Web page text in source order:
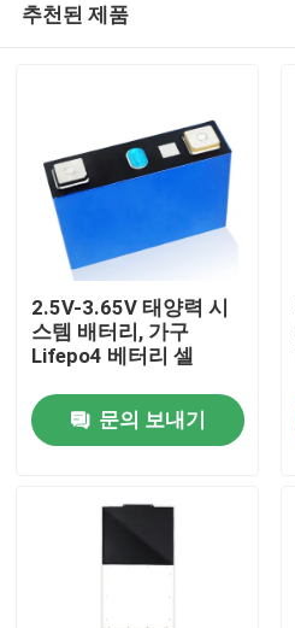
추천된 제품
2.5V-3.65V 태양력 시
스템 배터리, 가구
Lifepo4 베터리 셀
문의 보내기